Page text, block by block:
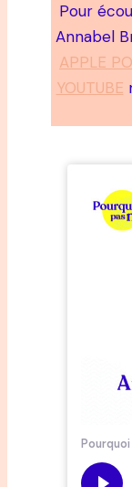
Pour
Annabel
APPLE
YOUTUBE